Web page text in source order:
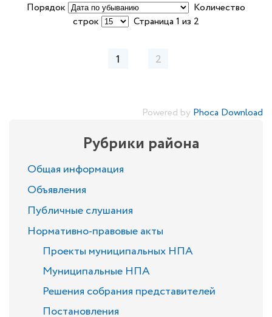
Порядок
Количество
строк
Страница 1 из 2
1 2
Powered by Phoca Download
Рубрики района
Общая информация
Объявления
Публичные слушания
Нормативно-правовые акты
Проекты муниципальных НПА
Муниципальные НПА
Решения собрания представителей
Постановления